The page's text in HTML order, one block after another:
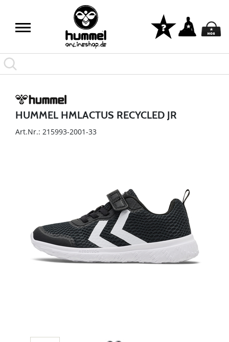
HUMMEL HMLACTUS RECYCLED JR
Art.Nr.: 215993-2001-33